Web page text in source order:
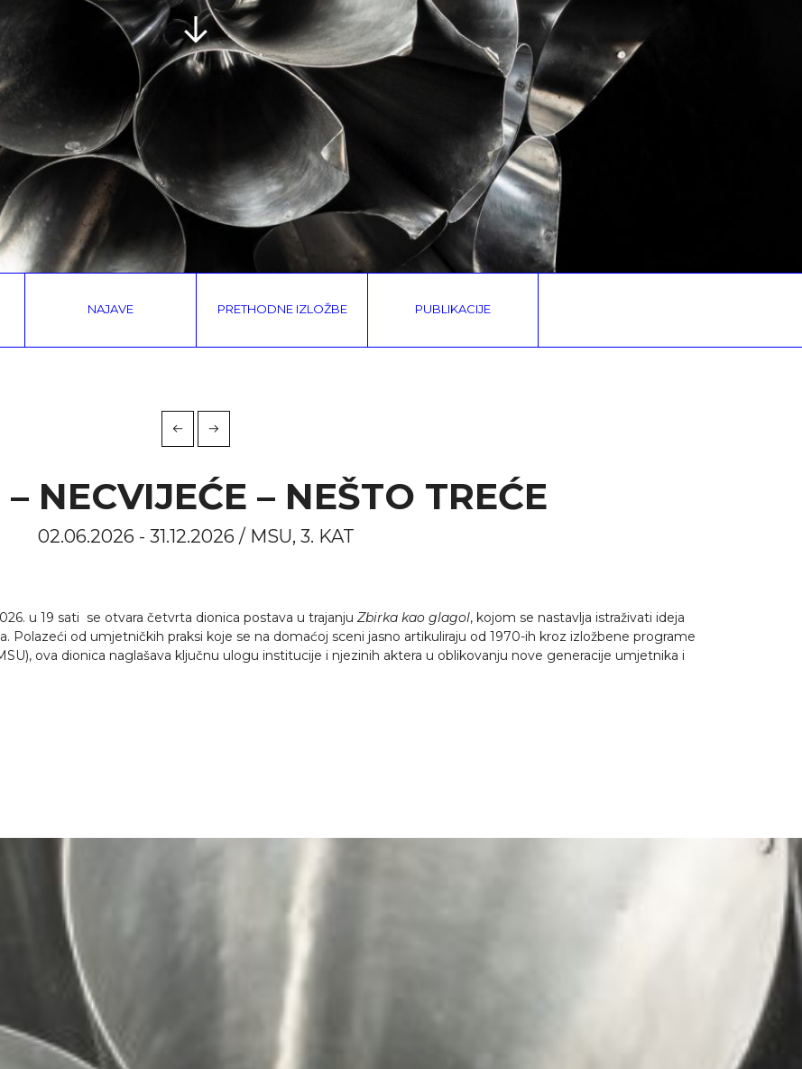
NAJAVE PRETHODNE IZLOŽBE PUBLIKACIJE
NECVIJEĆE – NEŠTO TREĆE
02.06.2026 - 31.12.2026 / MSU, 3. KAT
u 19 sati se otvara četvrta dionica postava u trajanju Zbirka kao glagol, kojom se nastavlja istraživati ideja
Polazeći od umjetničkih praksi koje se na domaćoj sceni jasno artikuliraju od 1970-ih kroz izložbene programe
ova dionica naglašava ključnu ulogu institucije i njezinih aktera u oblikovanju nove generacije umjetnika i